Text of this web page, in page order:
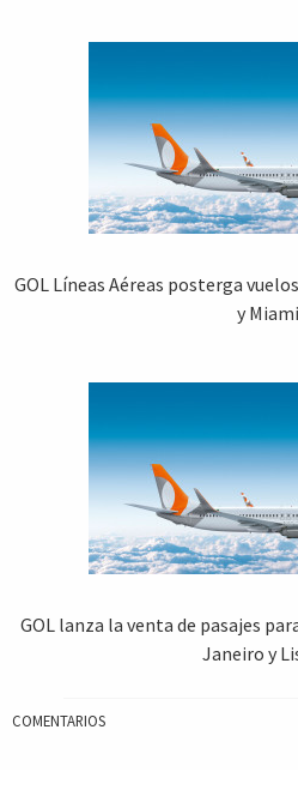
GOL Líneas Aéreas posterga
y Miami
GOL lanza la venta de pasajes
Janeiro y
COMENTARIOS